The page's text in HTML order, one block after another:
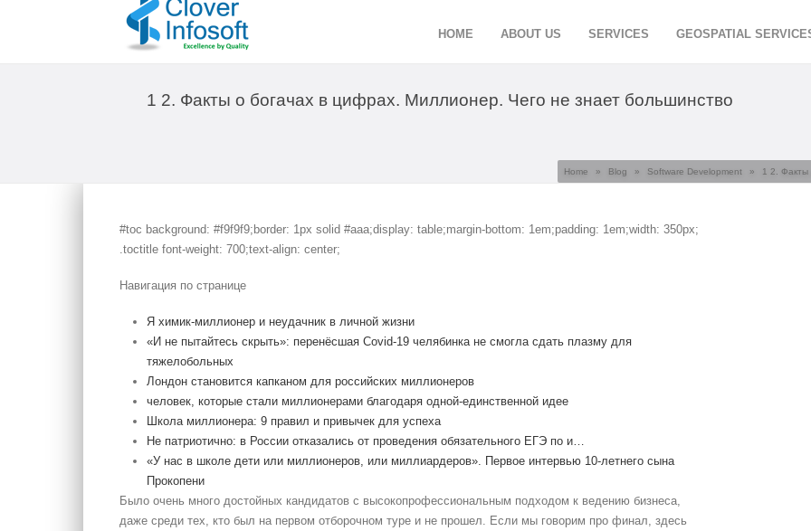
HOME ABOUT US SERVICES GEOSPATIAL
1 2. Факты о богачах в цифрах. Миллионер. Чего не знает большинство
Home » Blog » Software Development » 1 2. Факты
#toc background: #f9f9f9;border: 1px solid #aaa;display: table;margin-bottom: 1em;padding: 1em;width: 350px;
.toctitle font-weight: 700;text-align: center;
Навигация по странице
Я химик-миллионер и неудачник в личной жизни
«И не пытайтесь скрыть»: перенёсшая Covid-19 челябинка не смогла сдать плазму для
тяжелобольных
Лондон становится капканом для российских миллионеров
человек, которые стали миллионерами благодаря одной-единственной идее
Школа миллионера: 9 правил и привычек для успеха
Не патриотично: в России отказались от проведения обязательного ЕГЭ по и…
«У нас в школе дети или миллионеров, или миллиардеров». Первое интервью 10-летнего сына
Прокопени
Было очень много достойных кандидатов с высокопрофессиональным подходом к ведению бизнеса,
даже среди тех, кто был на первом отборочном туре и не прошел. Если мы говорим про финал, здесь